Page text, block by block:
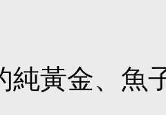
純黃金、魚